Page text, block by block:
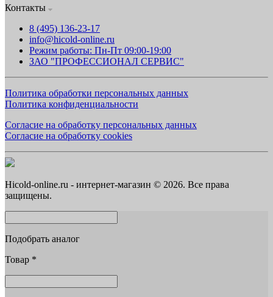
Контакты
8 (495) 136-23-17
info@hicold-online.ru
Режим работы: Пн-Пт 09:00-19:00
ЗАО "ПРОФЕССИОНАЛ СЕРВИС"
Политика обработки персональных данных
Политика конфиденциальности
Согласие на обработку персональных данных
Согласие на обработку cookies
Hicold-online.ru - интернет-магазин © 2026. Все права
защищены.
Подобрать аналог
Товар *